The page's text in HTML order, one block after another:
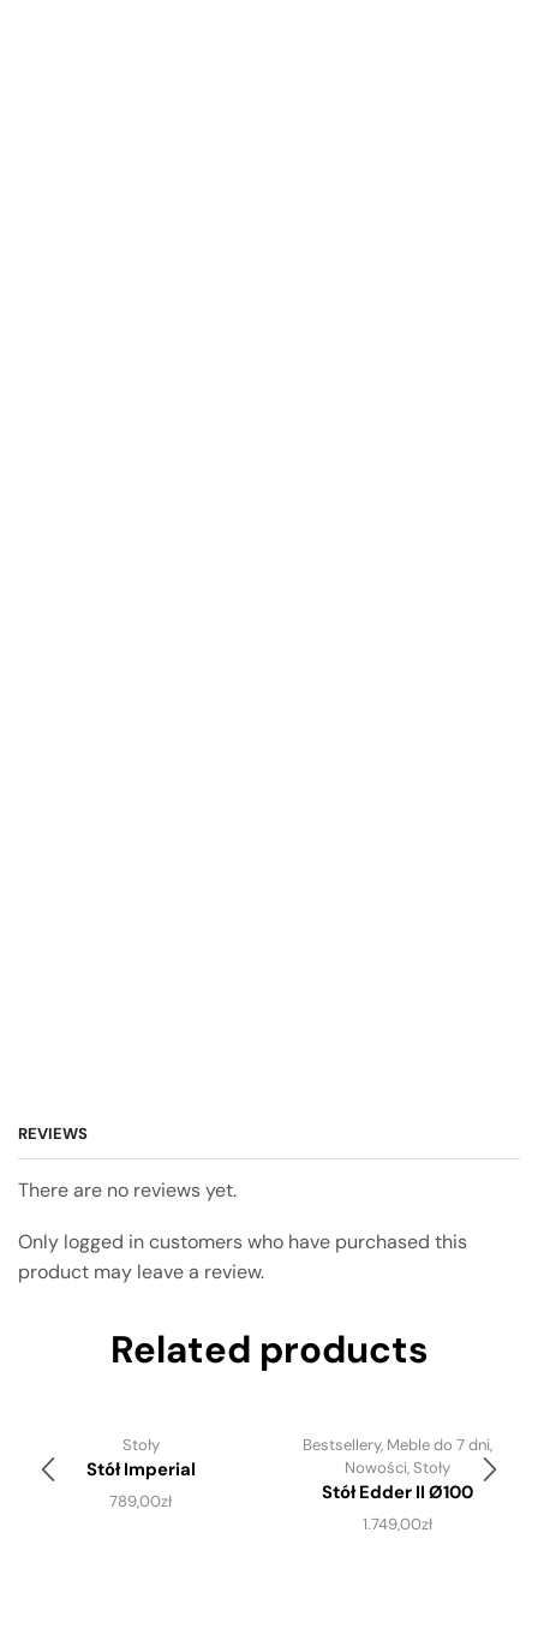
REVIEWS
There are no reviews yet.
Only logged in customers who have purchased this
product may leave a review.
Related products
Stoły
Stół Imperial
789,00zł
Bestsellery, Meble do 7 dni,
Nowości,Stoły
Stół Edder II Ø100
1.749,00zł